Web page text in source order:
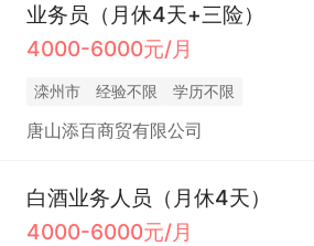
业务员（月休4天+三险）
4000-6000元/月
滦州市 经验不限 学历不限
唐山添百商贸有限公司
白酒业务人员（月休4天）
4000-6000元/月